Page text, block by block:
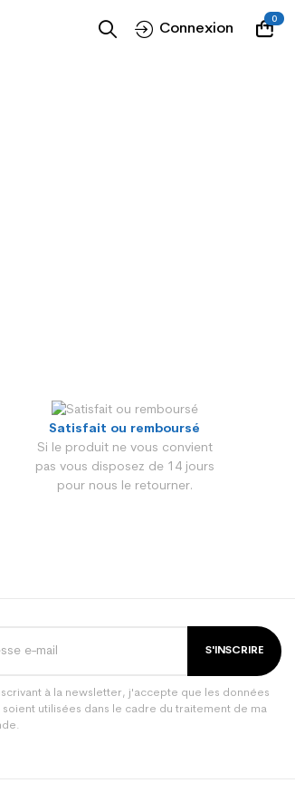
Connexion
0
Satisfait ou remboursé
Si le produit ne vous convient
pas vous disposez de 14 jours
pour nous le retourner.
S'INSCRIRE
à la newsletter, j'accepte que les données
soient utilisées dans le cadre du traitement de ma